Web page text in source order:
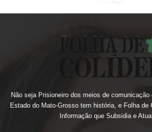
Não seja Prisioneiro dos meios de
Estado do Mato-Grosso tem história, e Folha de
Informação que Subsidia e